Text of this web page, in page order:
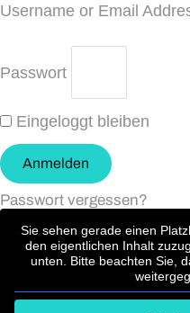
Username or Email
Passwort
Eingeloggt bleiben
Anmelden
Passwort vergessen?
Sie sehen gerade einen
den eigentlichen Inhalt
unten. Bitte beachten Sie,